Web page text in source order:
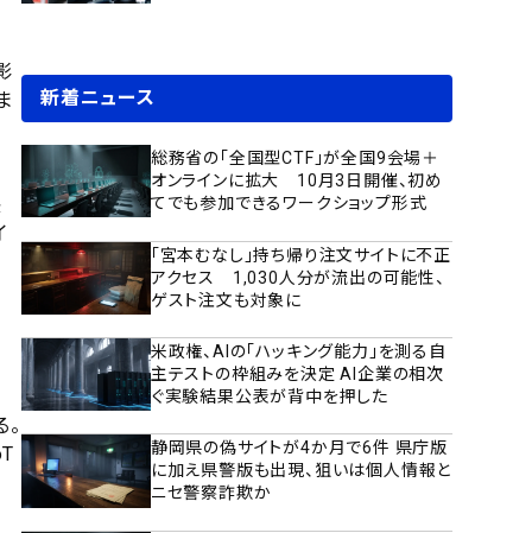
新着ニュース
総務省の「全国型CTF」が全国9会場＋
オンラインに拡大 10月3日開催、初め
てでも参加できるワークショップ形式
「宮本むなし」持ち帰り注文サイトに不正
アクセス 1,030人分が流出の可能性、
ゲスト注文も対象に
米政権、AIの「ハッキング能力」を測る自
主テストの枠組みを決定 AI企業の相次
ぐ実験結果公表が背中を押した
静岡県の偽サイトが4か月で6件 県庁版
に加え県警版も出現、狙いは個人情報と
ニセ警察詐欺か